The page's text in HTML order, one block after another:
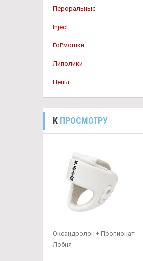
Пероральные
Inject
ГоРмошки
Липолики
Пепы
К ПРОСМОТРУ
Оксандролон + Пропионат
Лобня